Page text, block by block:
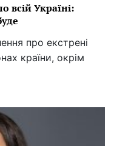
всій Україні:
про екстрені
країни, окрім